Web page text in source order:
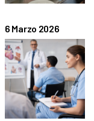
6 Marzo 2026